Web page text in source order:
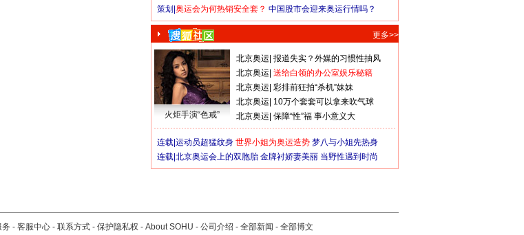
策划| 奥运会为何热销安全套？ 中国股市会迎来奥运行情吗？
更多>>
火炬手演“色戒”
北京奥运 报道失实？外媒的习惯性抽风
北京奥运 送给白领的办公室娱乐秘籍
北京奥运 彩排前狂拍“杀机”妹妹
北京奥运 10万个套套可以拿来吹气球
北京奥运 保障“性”福 事小意义大
连载| 运动员超猛纹身 世界小姐为奥运造势 梦八与小姐先热身
连载| 北京奥运会上的双胞胎 金牌衬娇妻美丽 当野性遇到时尚
务 - 客服中心 - 联系方式 - 保护隐私权 - About SOHU - 公司介绍 - 全部新闻 - 全部博文